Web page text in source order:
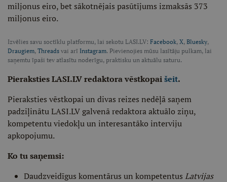
miljonus eiro, bet sākotnējais pasūtījums izmaksās 373
miljonus eiro.
Izvēlies savu soctīklu platformu, lai sekotu LASI.LV: Facebook, X, Bluesky,
Draugiem, Threads vai arī Instagram. Pievienojies mūsu lasītāju pulkam, lai
saņemtu īpaši tev atlasītu noderīgu, praktisku un aktuālu saturu.
Pieraksties LASI.LV redaktora vēstkopaišeit.
Pieraksties vēstkopai un divas reizes nedēļā saņem
padziļinātu LASI.LV galvenā redaktora aktuālo ziņu,
kompetentu viedokļu un interesantāko interviju
apkopojumu.
Ko tu saņemsi:
Daudzveidīgus komentārus un kompetentus Latvijas